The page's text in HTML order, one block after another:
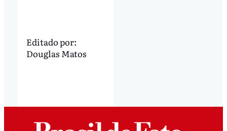
Editado por:
Douglas Matos